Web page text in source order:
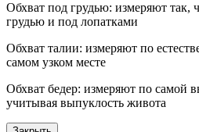
Обхват под грудью: измеряют так,
грудью и под лопатками
Обхват талии: измеряют по
самом узком месте
Обхват бедер: измеряют по самой
учитывая выпуклость живота